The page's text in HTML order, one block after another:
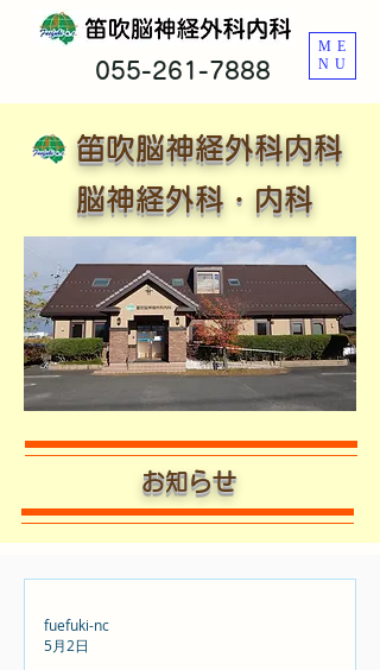
ME
NU
055-261-7888
笛吹脳神経外科内科
​脳神経外科・内科
​お知らせ
fuefuki-nc
5月2日